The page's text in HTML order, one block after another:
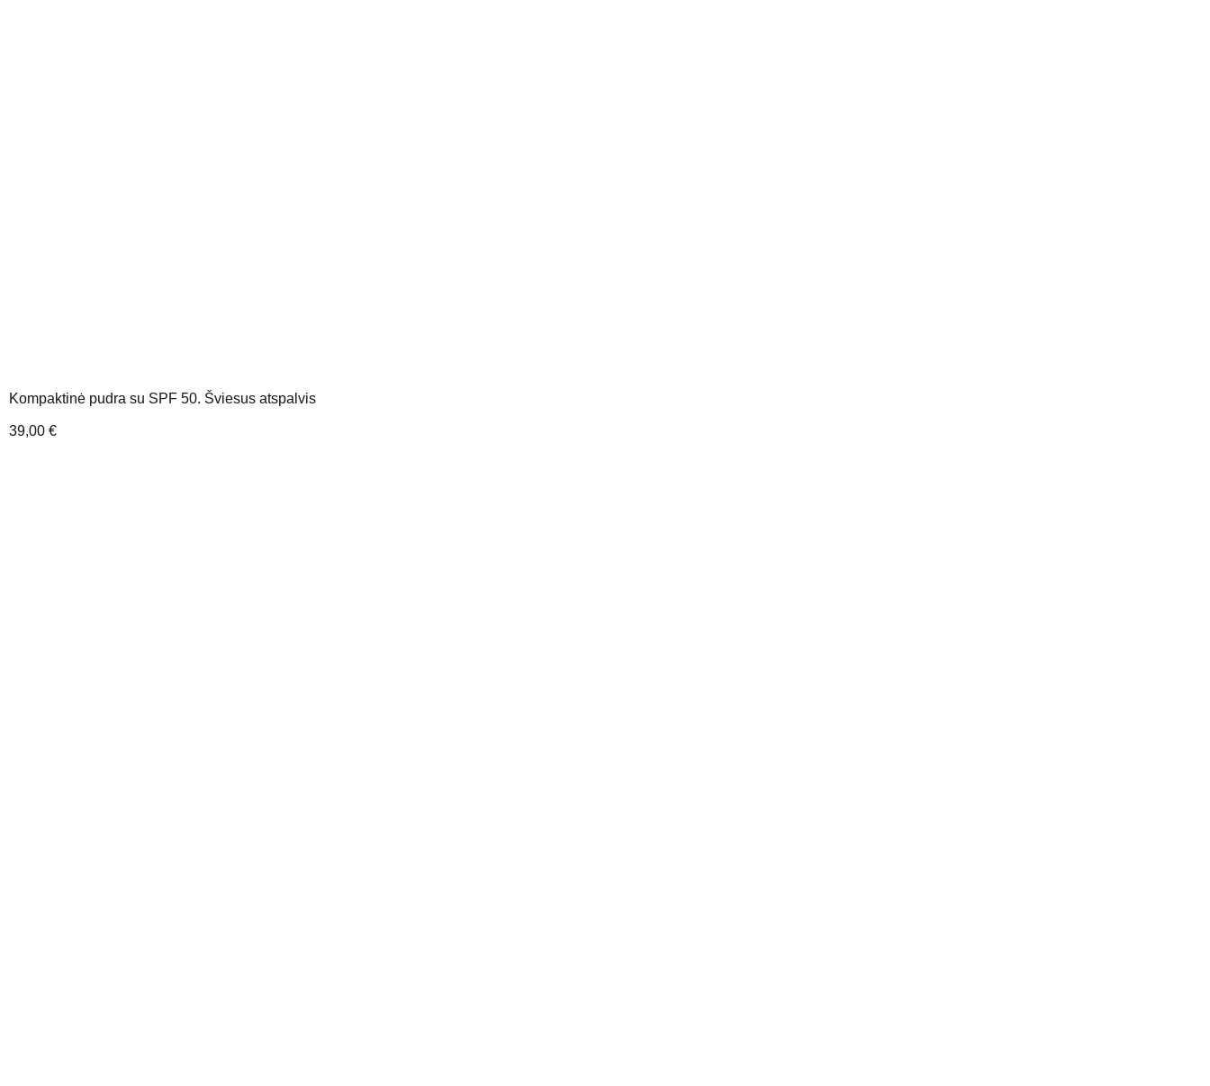
Kompaktinė pudra su SPF 50. Šviesus atspalvis
39,00 €